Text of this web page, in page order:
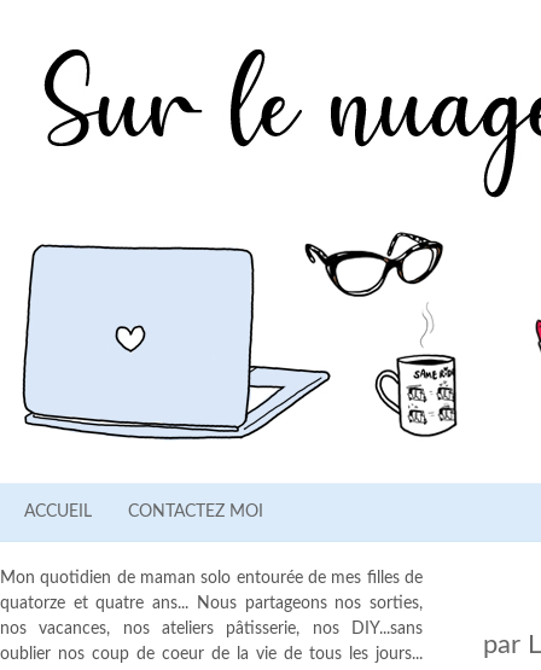
ACCUEIL CONTACTEZ MOI
par
Mon quotidien de maman solo entourée de mes filles de
quatorze et quatre ans... Nous partageons nos sorties,
nos vacances, nos ateliers pâtisserie, nos DIY...sans
oublier nos coup de coeur de la vie de tous les jours...